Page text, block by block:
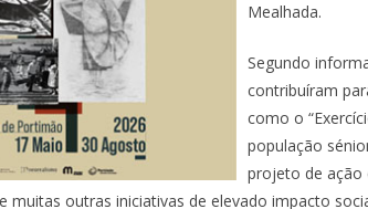
Mealhada.
Segundo
contribuíram
como o
população
projeto de ação
muitas outras iniciativas de elevado impacto